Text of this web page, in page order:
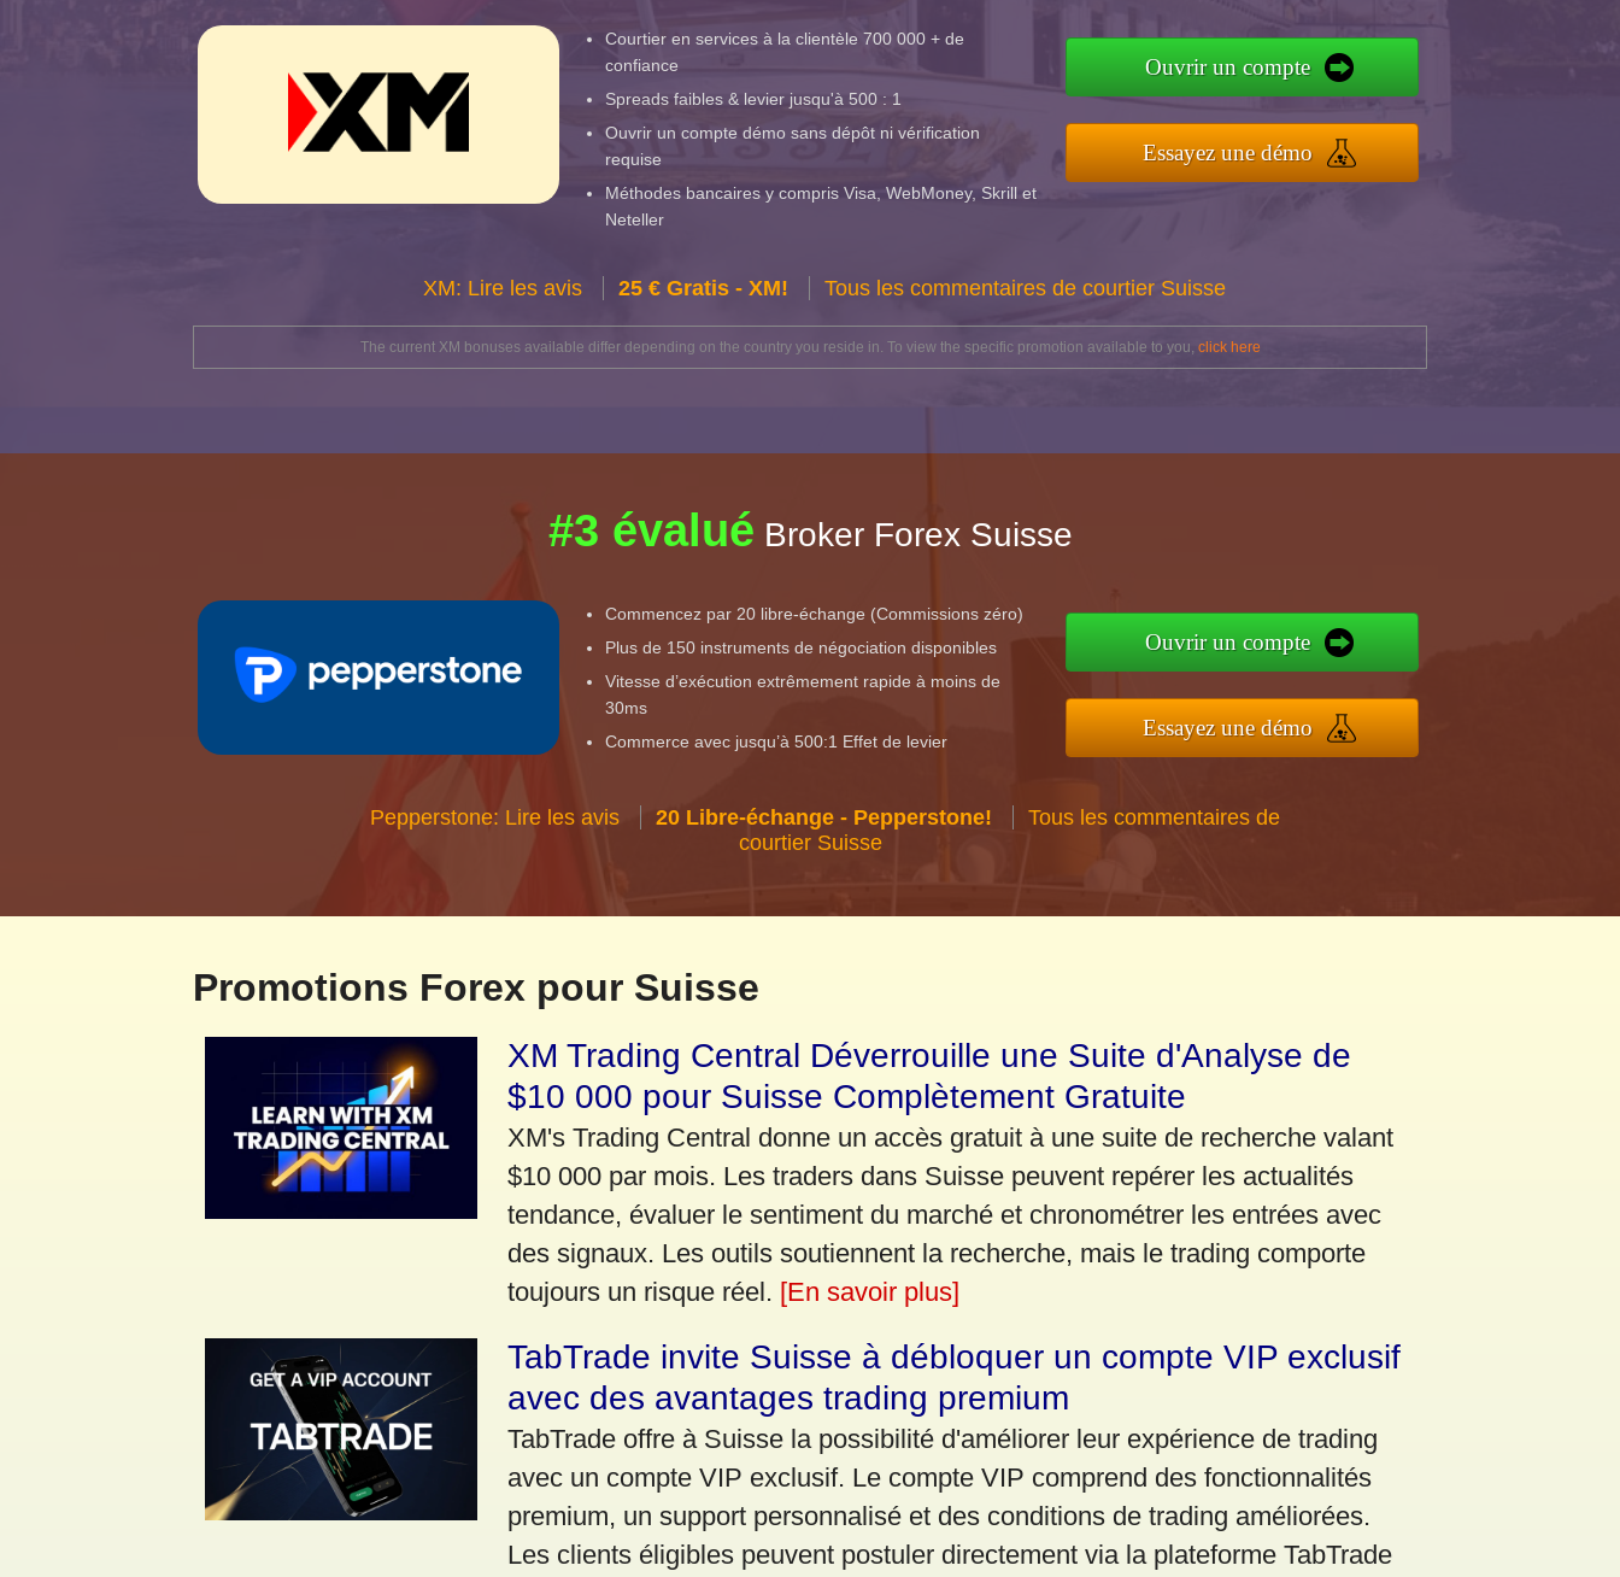
Courtier en services à la clientèle 700 000 + de
confiance
Spreads faibles & levier jusqu'à 500 : 1
Ouvrir un compte démo sans dépôt ni vérification
requise
Méthodes bancaires y compris Visa, WebMoney, Skrill et
Neteller
Ouvrir un compte
Essayez une démo
XM: Lire les avis 25 € Gratis - XM! Tous les commentaires de courtier Suisse
The current XM bonuses available differ depending on the country you reside in. To view the specific promotion available to you, click here
#3 évalué Broker Forex Suisse
Commencez par 20 libre-échange (Commissions zéro)
Plus de 150 instruments de négociation disponibles
Vitesse d’exécution extrêmement rapide à moins de
30ms
Commerce avec jusqu’à 500:1 Effet de levier
Ouvrir un compte
Essayez une démo
Pepperstone: Lire les avis 20 Libre-échange - Pepperstone!
Tous les commentaires de
courtier Suisse
Promotions Forex pour Suisse
XM Trading Central Déverrouille une Suite d'Analyse de
$10 000 pour Suisse Complètement Gratuite
XM's Trading Central donne un accès gratuit à une suite de recherche valant
$10 000 par mois. Les traders dans Suisse peuvent repérer les actualités
tendance, évaluer le sentiment du marché et chronométrer les entrées avec
des signaux. Les outils soutiennent la recherche, mais le trading comporte
toujours un risque réel. [En savoir plus]
TabTrade invite Suisse à débloquer un compte VIP exclusif
avec des avantages trading premium
TabTrade offre à Suisse la possibilité d'améliorer leur expérience de trading
avec un compte VIP exclusif. Le compte VIP comprend des fonctionnalités
premium, un support personnalisé et des conditions de trading améliorées.
Les clients éligibles peuvent postuler directement via la plateforme TabTrade